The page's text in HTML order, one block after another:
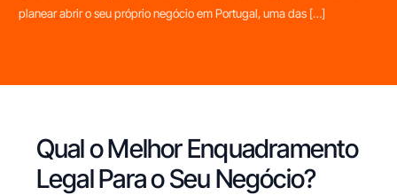
planear abrir o seu próprio negócio em Portugal, uma das […]
Qual o Melhor Enquadramento
Legal Para o Seu Negócio?